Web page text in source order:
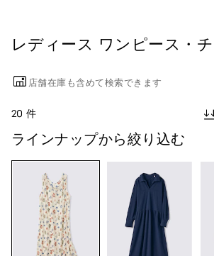
レディース ワンピース・
店舗在庫も含めて検索できます
20 件
ラインナップから絞り込む